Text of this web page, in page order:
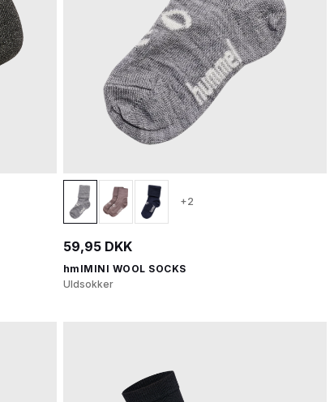
+2
59,95 DKK
hmlMINI WOOL SOCKS
Uldsokker